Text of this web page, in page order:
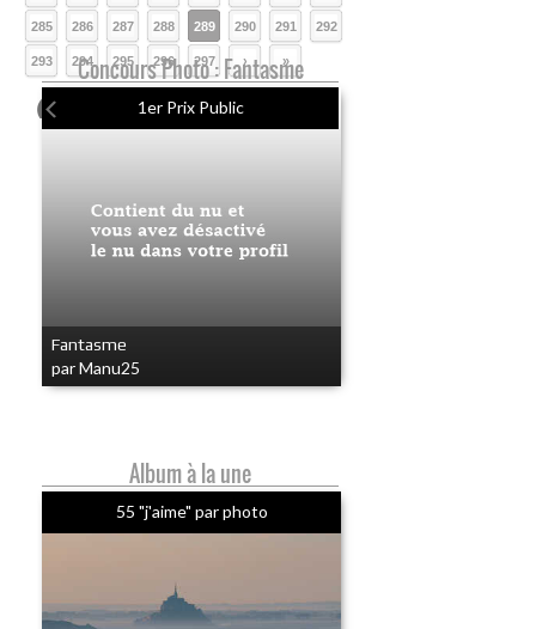
285 286 287 288 289 290 291 292
293 294 295 296 297 › »
Concours Photo : Fantasme
1er Prix Public
Fantasme
par Manu25
Album à la une
55 "j'aime" par photo